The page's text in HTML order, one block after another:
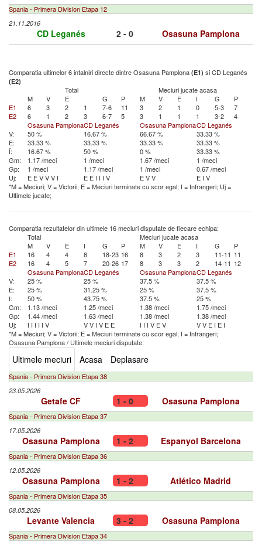
Spania - Primera Division Etapa 12
21.11.2016
CD Leganés 2 - 0 Osasuna Pamplona
Comparatia ultimelor 6 intalniri directe dintre Osasuna Pamplona (E1) si CD Leganés
(E2)
Total
Meciuri jucate acasa
M
V E G P M V E I G
P
E1
6 3 2 1 7-6 11 3 2 1 0 5-3
7
E2
6 1 2 3 6-7 5 3 1 1 1 3-2
4
Osasuna PamplonaCD Leganés Osasuna PamplonaCD Leganés
V:
50 % 16.67 % 66.67 %
33.33 %
E:
33.33 % 33.33 % 33.33 %
33.33 %
Î:
16.67 % 50 % 0 %
33.33 %
Gm:
1.17 /meci 1 /meci 1.67 /meci
1 /meci
Gp:
1 /meci 1.17 /meci 1 /meci
0.67 /meci
Uj:
E EVVV I E E I I I V EVV E I V
*M = Meciuri; V = Victorii; E = Meciuri terminate cu scor egal; I = Infrangeri; Uj =
Ultimele jucate;
Comparatia rezultatelor din ultimele 16 meciuri disputate de fiecare echipa:
Total
Meciuri jucate acasa
M
V E I G P M V E I G
P
E1
16 4 4 8 18-23 16 8 3 2 3 11-11 11
E2
16 4 5 7 20-26 17 8 3 3 2 14-11 12
Osasuna PamplonaCD Leganés Osasuna PamplonaCD Leganés
V:
25 % 25 % 37.5 %
37.5 %
E:
25 % 31.25 % 25 %
37.5 %
I:
50 % 43.75 % 37.5 %
25 %
Gm:
1.13 /meci 1.25 /meci 1.38 /meci
1.75 /meci
Gp:
1.44 /meci 1.63 /meci 1.38 /meci
1.38 /meci
Uj:
I I I I I V VV I V E E I I I V EV VV E I E I
*M = Meciuri; V = Victorii; E = Meciuri terminate cu scor egal; I = Infrangeri;
Osasuna Pamplona/ Ultimele meciuri disputate:
Ultimele meciuri Acasa Deplasare
Spania - Primera Division Etapa 38
23.05.2026
Getafe CF 1 - 0 Osasuna Pamplona
Spania - Primera Division Etapa 37
17.05.2026
Osasuna Pamplona 1 - 2 Espanyol Barcelona
Spania - Primera Division Etapa 36
12.05.2026
Osasuna Pamplona 1 - 2 Atlético Madrid
Spania - Primera Division Etapa 35
08.05.2026
Levante Valencia 3 - 2 Osasuna Pamplona
Spania - Primera Division Etapa 34